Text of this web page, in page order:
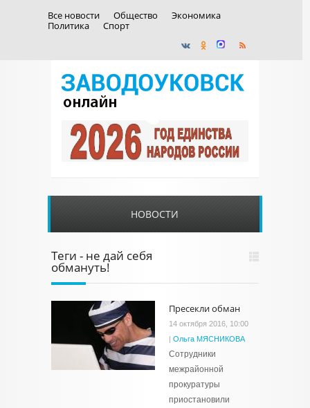
Все новости Общество
Экономика
Политика
Спорт
НОВОСТИ
Теги - не дай себя
обмануть!
Пресекли обман
14 октября 2016, 10:00
| Ольга МЯСНИКОВА
Сотрудники
межрайонной
прокуратуры
приостановили